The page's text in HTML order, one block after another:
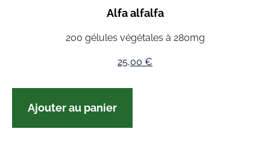
Alfa alfalfa
200 gélules végétales à 280mg
25,00 €
Ajouter au panier